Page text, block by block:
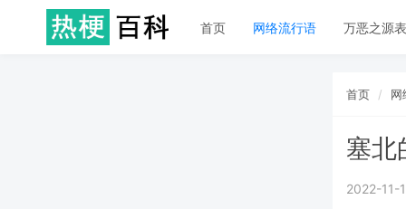
首页 网络流行语 万恶之源
首页 网
塞北
2022-